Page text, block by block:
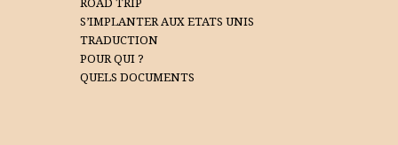
ROAD TRIP
S’IMPLANTER AUX ETATS UNIS
TRADUCTION
POUR QUI ?
QUELS DOCUMENTS